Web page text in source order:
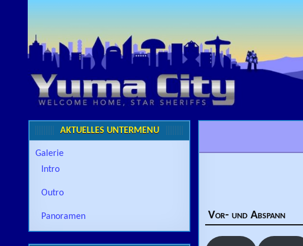
Vor- und Abspann
AKTUELLES UNTERMENÜ
Galerie
Intro
Outro
Panoramen